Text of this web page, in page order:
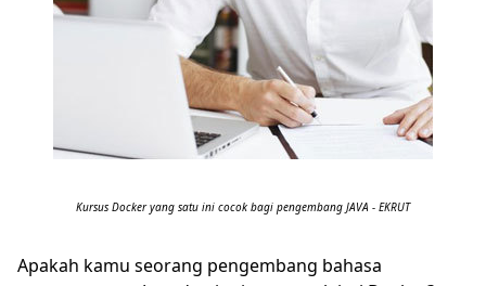
Kursus Docker yang satu ini cocok bagi pengembang JAVA - EKRUT
Apakah kamu seorang pengembang bahasa